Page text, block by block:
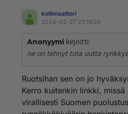
kohtuuttoman kallista.
kollimaattori
2024-02-27 23:19:20
Anonyymi kirjoitti:
ne on tehnyt tota uutta
Ruotsihan sen on jo
Kerro kuitenkin linkki, missä
virallisesti Suomen